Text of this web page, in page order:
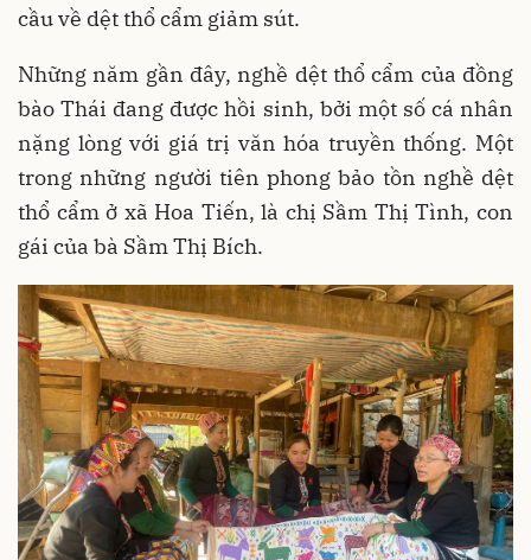
cầu về dệt thổ cẩm giảm sút.
Những năm gần đây, nghề dệt thổ cẩm của đồng
bào Thái đang được hồi sinh, bởi một số cá nhân
nặng lòng với giá trị văn hóa truyền thống. Một
trong những người tiên phong bảo tồn nghề dệt
thổ cẩm ở xã Hoa Tiến, là chị Sầm Thị Tình, con
gái của bà Sầm Thị Bích.